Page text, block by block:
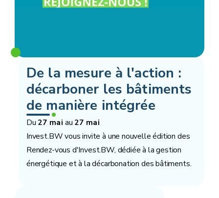
De la mesure à l'action :
décarboner les bâtiments
de manière intégrée
Du 27 mai au 27 mai
Invest.BW vous invite à une nouvelle édition des
Rendez-vous d'Invest.BW, dédiée à la gestion
énergétique et à la décarbonation des bâtiments.